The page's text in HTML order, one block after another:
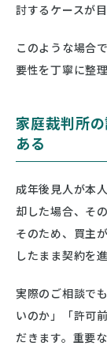
討するケースが目
このような場合
要性を丁寧に整
家庭裁判所
ある
成年後見人が本
却した場合、そ
そのため、買主
したまま契約を
実際のご相談で
いのか」「許可
だきます。重要